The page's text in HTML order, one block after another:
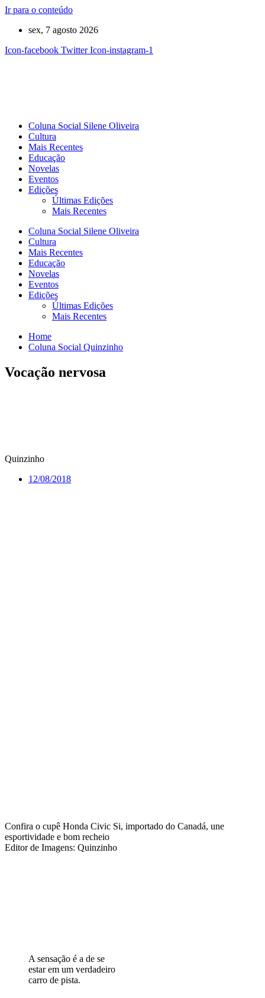
Ir para o conteúdo
sex, 7 agosto 2026
Icon-facebook Twitter Icon-instagram-1
Coluna Social Silene Oliveira
Cultura
Mais Recentes
Educação
Novelas
Eventos
Edições
Últimas Edições
Mais Recentes
Coluna Social Silene Oliveira
Cultura
Mais Recentes
Educação
Novelas
Eventos
Edições
Últimas Edições
Mais Recentes
Home
Coluna Social Quinzinho
Vocação nervosa
Quinzinho
12/08/2018
Confira o cupê Honda Civic Si, importado do Canadá, une
esportividade e bom recheio
Editor de Imagens: Quinzinho
A sensação é a de se
estar em um verdadeiro
carro de pista.